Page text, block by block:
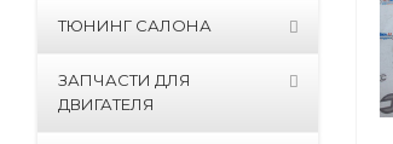
ТЮНИНГ САЛОНА
ЗАПЧАСТИ ДЛЯ
ДВИГАТЕЛЯ